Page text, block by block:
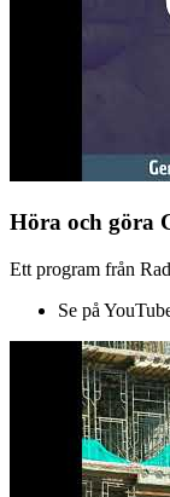
Höra och göra
Ett program från
Se på